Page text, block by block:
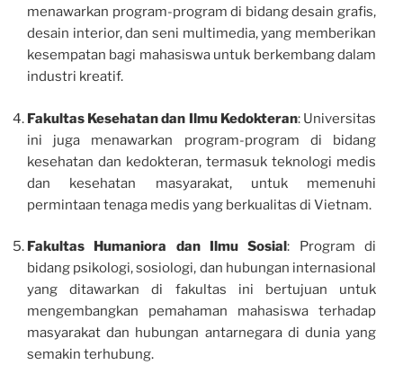
menawarkan program-program di bidang desain grafis,
desain interior, dan seni multimedia, yang memberikan
kesempatan bagi mahasiswa untuk berkembang dalam
industri kreatif.
Fakultas Kesehatan dan Ilmu Kedokteran: Universitas
ini juga menawarkan program-program di bidang
kesehatan dan kedokteran, termasuk teknologi medis
dan kesehatan masyarakat, untuk memenuhi
permintaan tenaga medis yang berkualitas di Vietnam.
Fakultas Humaniora dan Ilmu Sosial: Program di
bidang psikologi, sosiologi, dan hubungan internasional
yang ditawarkan di fakultas ini bertujuan untuk
mengembangkan pemahaman mahasiswa terhadap
masyarakat dan hubungan antarnegara di dunia yang
semakin terhubung.